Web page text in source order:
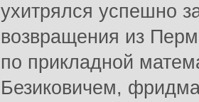
ухитрялся успешно
возвращения из
по прикладной
Безиковичем,